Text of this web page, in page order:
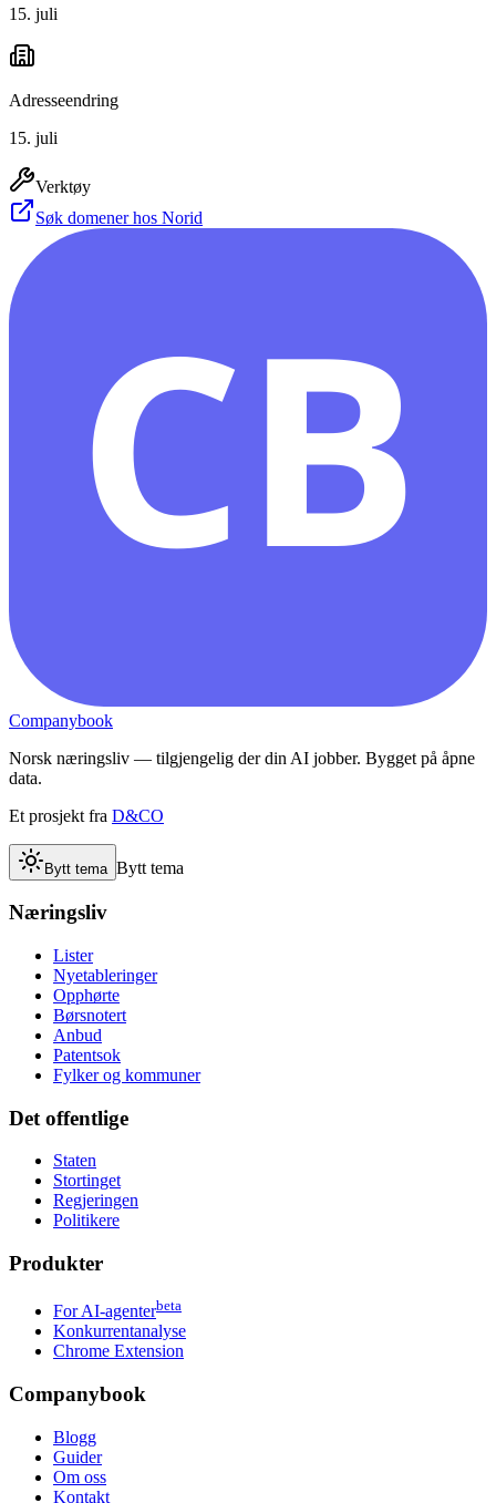
15. juli
Adresseendring
15. juli
Verktøy
Søk domener hos Norid
CB
Companybook
Norsk næringsliv — tilgjengelig der din AI jobber. Bygget på åpne
data.
Et prosjekt fra D&CO
Bytt tema Bytt tema
Næringsliv
Lister
Nyetableringer
Opphørte
Børsnotert
Anbud
Patentsok
Fylker og kommuner
Det offentlige
Staten
Stortinget
Regjeringen
Politikere
Produkter
For AI-agenterbeta
Konkurrentanalyse
Chrome Extension
Companybook
Blogg
Guider
Om oss
Kontakt